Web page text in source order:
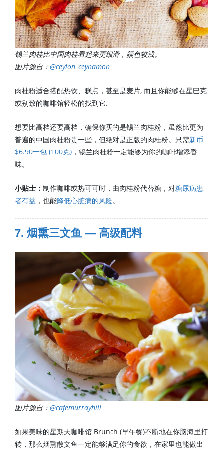
锡兰肉桂比中国肉桂看起来更细滑，颜色较浅。
图片源自： @ceylon_ceynamon
肉桂粉适合搭配热饮、糕点，甚至是麦片, 而且你能够在星巴克
或别致的咖啡馆轻松的找到它.
想要比高档还要高档，确保你买的是锡兰肉桂粉，虽然比更为
普遍的中国肉桂粉贵一些，但绝对是正版的肉桂粉。只需新币
$6.90一包 (100克) ，锡兰肉桂粉一定能够为你的咖啡增添香
味。
小贴士： 制作咖啡或热可可时，由肉桂粉代替糖，对糖尿病患
者有益 ，也能降低心脏病的风险。
7. 烟熏三文鱼 — 高级配料
图片源自： @cafemurrayhill
如果美味的星期天咖啡馆 Brunch (早午餐)不断地在你脑海里打
转，那么烟熏散文鱼一定能够满足你的食欲，在家里也能做出